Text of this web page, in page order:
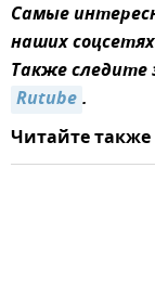
Самые
наших
Также следите
Rutube.
Читайте